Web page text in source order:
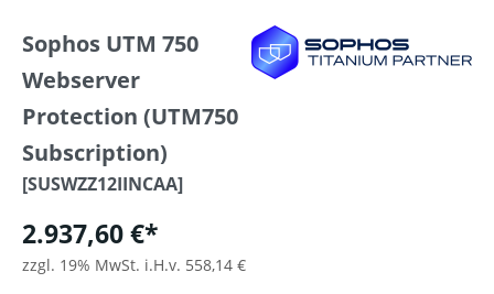
Sophos UTM 750
Webserver
Protection (UTM750
Subscription)
[SUSWZZ12IINCAA]
2.937,60 €*
zzgl. 19% MwSt. i.H.v. 558,14 €